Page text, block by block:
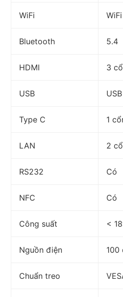
WiFi
Bluetooth 5.4
HDMI 3
USB
Type C 1
LAN 2
RS232 Có
NFC Có
Công suất <
Nguồn điện 100
Chuẩn treo